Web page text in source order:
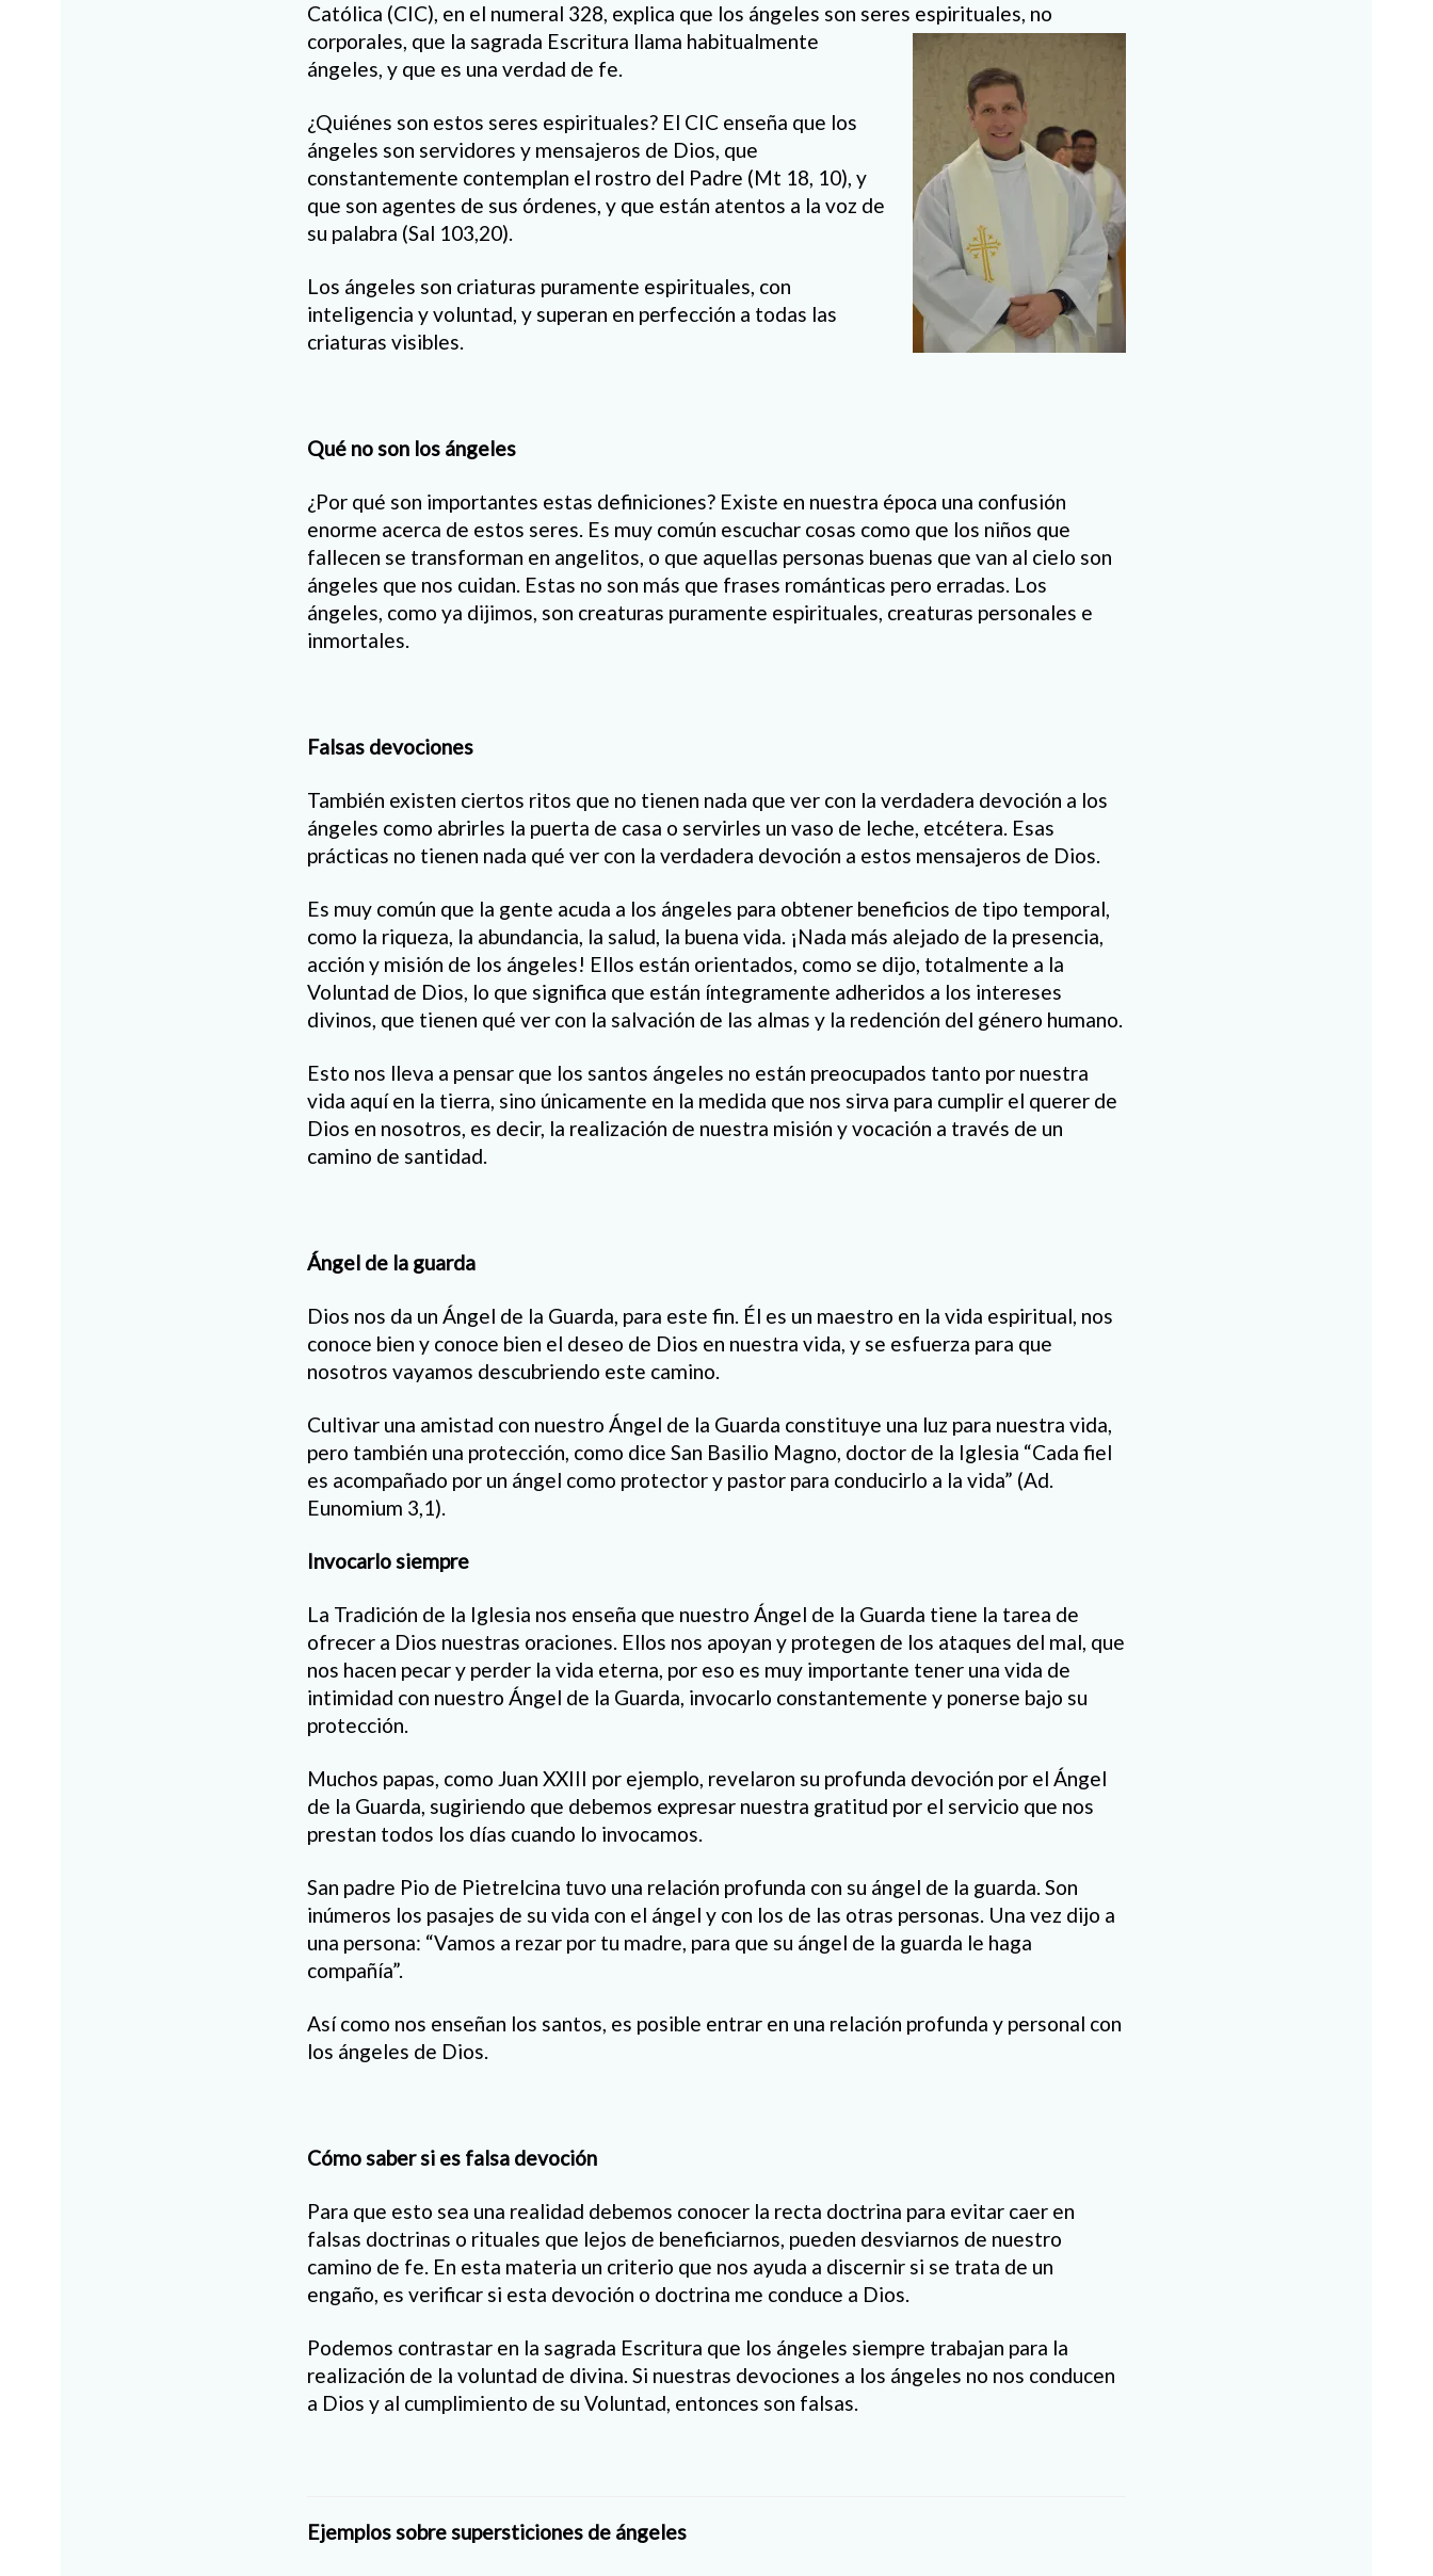
Católica (CIC), en el numeral 328, explica que los ángeles son seres espirituales, no
corporales, que la sagrada Escritura llama habitualmente
ángeles, y que es una verdad de fe.
¿Quiénes son estos seres espirituales? El CIC enseña que los
ángeles son servidores y mensajeros de Dios, que
constantemente contemplan el rostro del Padre (Mt 18, 10), y
que son agentes de sus órdenes, y que están atentos a la voz de
su palabra (Sal 103,20).
Los ángeles son criaturas puramente espirituales, con
inteligencia y voluntad, y superan en perfección a todas las
criaturas visibles.
Qué no son los ángeles
¿Por qué son importantes estas definiciones? Existe en nuestra época una confusión
enorme acerca de estos seres. Es muy común escuchar cosas como que los niños que
fallecen se transforman en angelitos, o que aquellas personas buenas que van al cielo son
ángeles que nos cuidan. Estas no son más que frases románticas pero erradas. Los
ángeles, como ya dijimos, son creaturas puramente espirituales, creaturas personales e
inmortales.
Falsas devociones
También existen ciertos ritos que no tienen nada que ver con la verdadera devoción a los
ángeles como abrirles la puerta de casa o servirles un vaso de leche, etcétera. Esas
prácticas no tienen nada qué ver con la verdadera devoción a estos mensajeros de Dios.
Es muy común que la gente acuda a los ángeles para obtener beneficios de tipo temporal,
como la riqueza, la abundancia, la salud, la buena vida. ¡Nada más alejado de la presencia,
acción y misión de los ángeles! Ellos están orientados, como se dijo, totalmente a la
Voluntad de Dios, lo que significa que están íntegramente adheridos a los intereses
divinos, que tienen qué ver con la salvación de las almas y la redención del género humano.
Esto nos lleva a pensar que los santos ángeles no están preocupados tanto por nuestra
vida aquí en la tierra, sino únicamente en la medida que nos sirva para cumplir el querer de
Dios en nosotros, es decir, la realización de nuestra misión y vocación a través de un
camino de santidad.
Ángel de la guarda
Dios nos da un Ángel de la Guarda, para este fin. Él es un maestro en la vida espiritual, nos
conoce bien y conoce bien el deseo de Dios en nuestra vida, y se esfuerza para que
nosotros vayamos descubriendo este camino.
Cultivar una amistad con nuestro Ángel de la Guarda constituye una luz para nuestra vida,
pero también una protección, como dice San Basilio Magno, doctor de la Iglesia “Cada fiel
es acompañado por un ángel como protector y pastor para conducirlo a la vida” (Ad.
Eunomium 3,1).
Invocarlo siempre
La Tradición de la Iglesia nos enseña que nuestro Ángel de la Guarda tiene la tarea de
ofrecer a Dios nuestras oraciones. Ellos nos apoyan y protegen de los ataques del mal, que
nos hacen pecar y perder la vida eterna, por eso es muy importante tener una vida de
intimidad con nuestro Ángel de la Guarda, invocarlo constantemente y ponerse bajo su
protección.
Muchos papas, como Juan XXIII por ejemplo, revelaron su profunda devoción por el Ángel
de la Guarda, sugiriendo que debemos expresar nuestra gratitud por el servicio que nos
prestan todos los días cuando lo invocamos.
San padre Pio de Pietrelcina tuvo una relación profunda con su ángel de la guarda. Son
inúmeros los pasajes de su vida con el ángel y con los de las otras personas. Una vez dijo a
una persona: “Vamos a rezar por tu madre, para que su ángel de la guarda le haga
compañía”.
Así como nos enseñan los santos, es posible entrar en una relación profunda y personal con
los ángeles de Dios.
Cómo saber si es falsa devoción
Para que esto sea una realidad debemos conocer la recta doctrina para evitar caer en
falsas doctrinas o rituales que lejos de beneficiarnos, pueden desviarnos de nuestro
camino de fe. En esta materia un criterio que nos ayuda a discernir si se trata de un
engaño, es verificar si esta devoción o doctrina me conduce a Dios.
Podemos contrastar en la sagrada Escritura que los ángeles siempre trabajan para la
realización de la voluntad de divina. Si nuestras devociones a los ángeles no nos conducen
a Dios y al cumplimiento de su Voluntad, entonces son falsas.
Ejemplos sobre supersticiones de ángeles